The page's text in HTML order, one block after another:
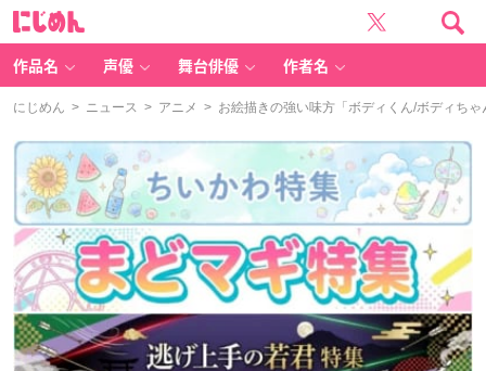
作品名 声優 舞台俳優 作者名
にじめん > ニュース > アニメ > お絵描きの強い味方「ボディくん/ボディち